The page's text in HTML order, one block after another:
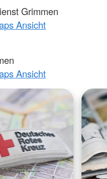
Grimmen
Ansicht
Ansicht